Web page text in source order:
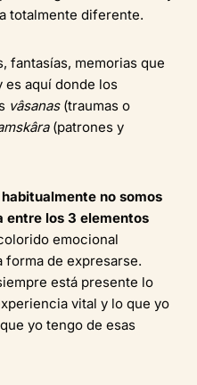
totalmente diferente.
fantasías, memorias que
es aquí donde los
vâsanas(traumas o
(patrones y
habitualmente no somos
entre los 3 elementos
emocional
forma de expresarse.
está presente lo
vital y lo que yo
yo tengo de esas